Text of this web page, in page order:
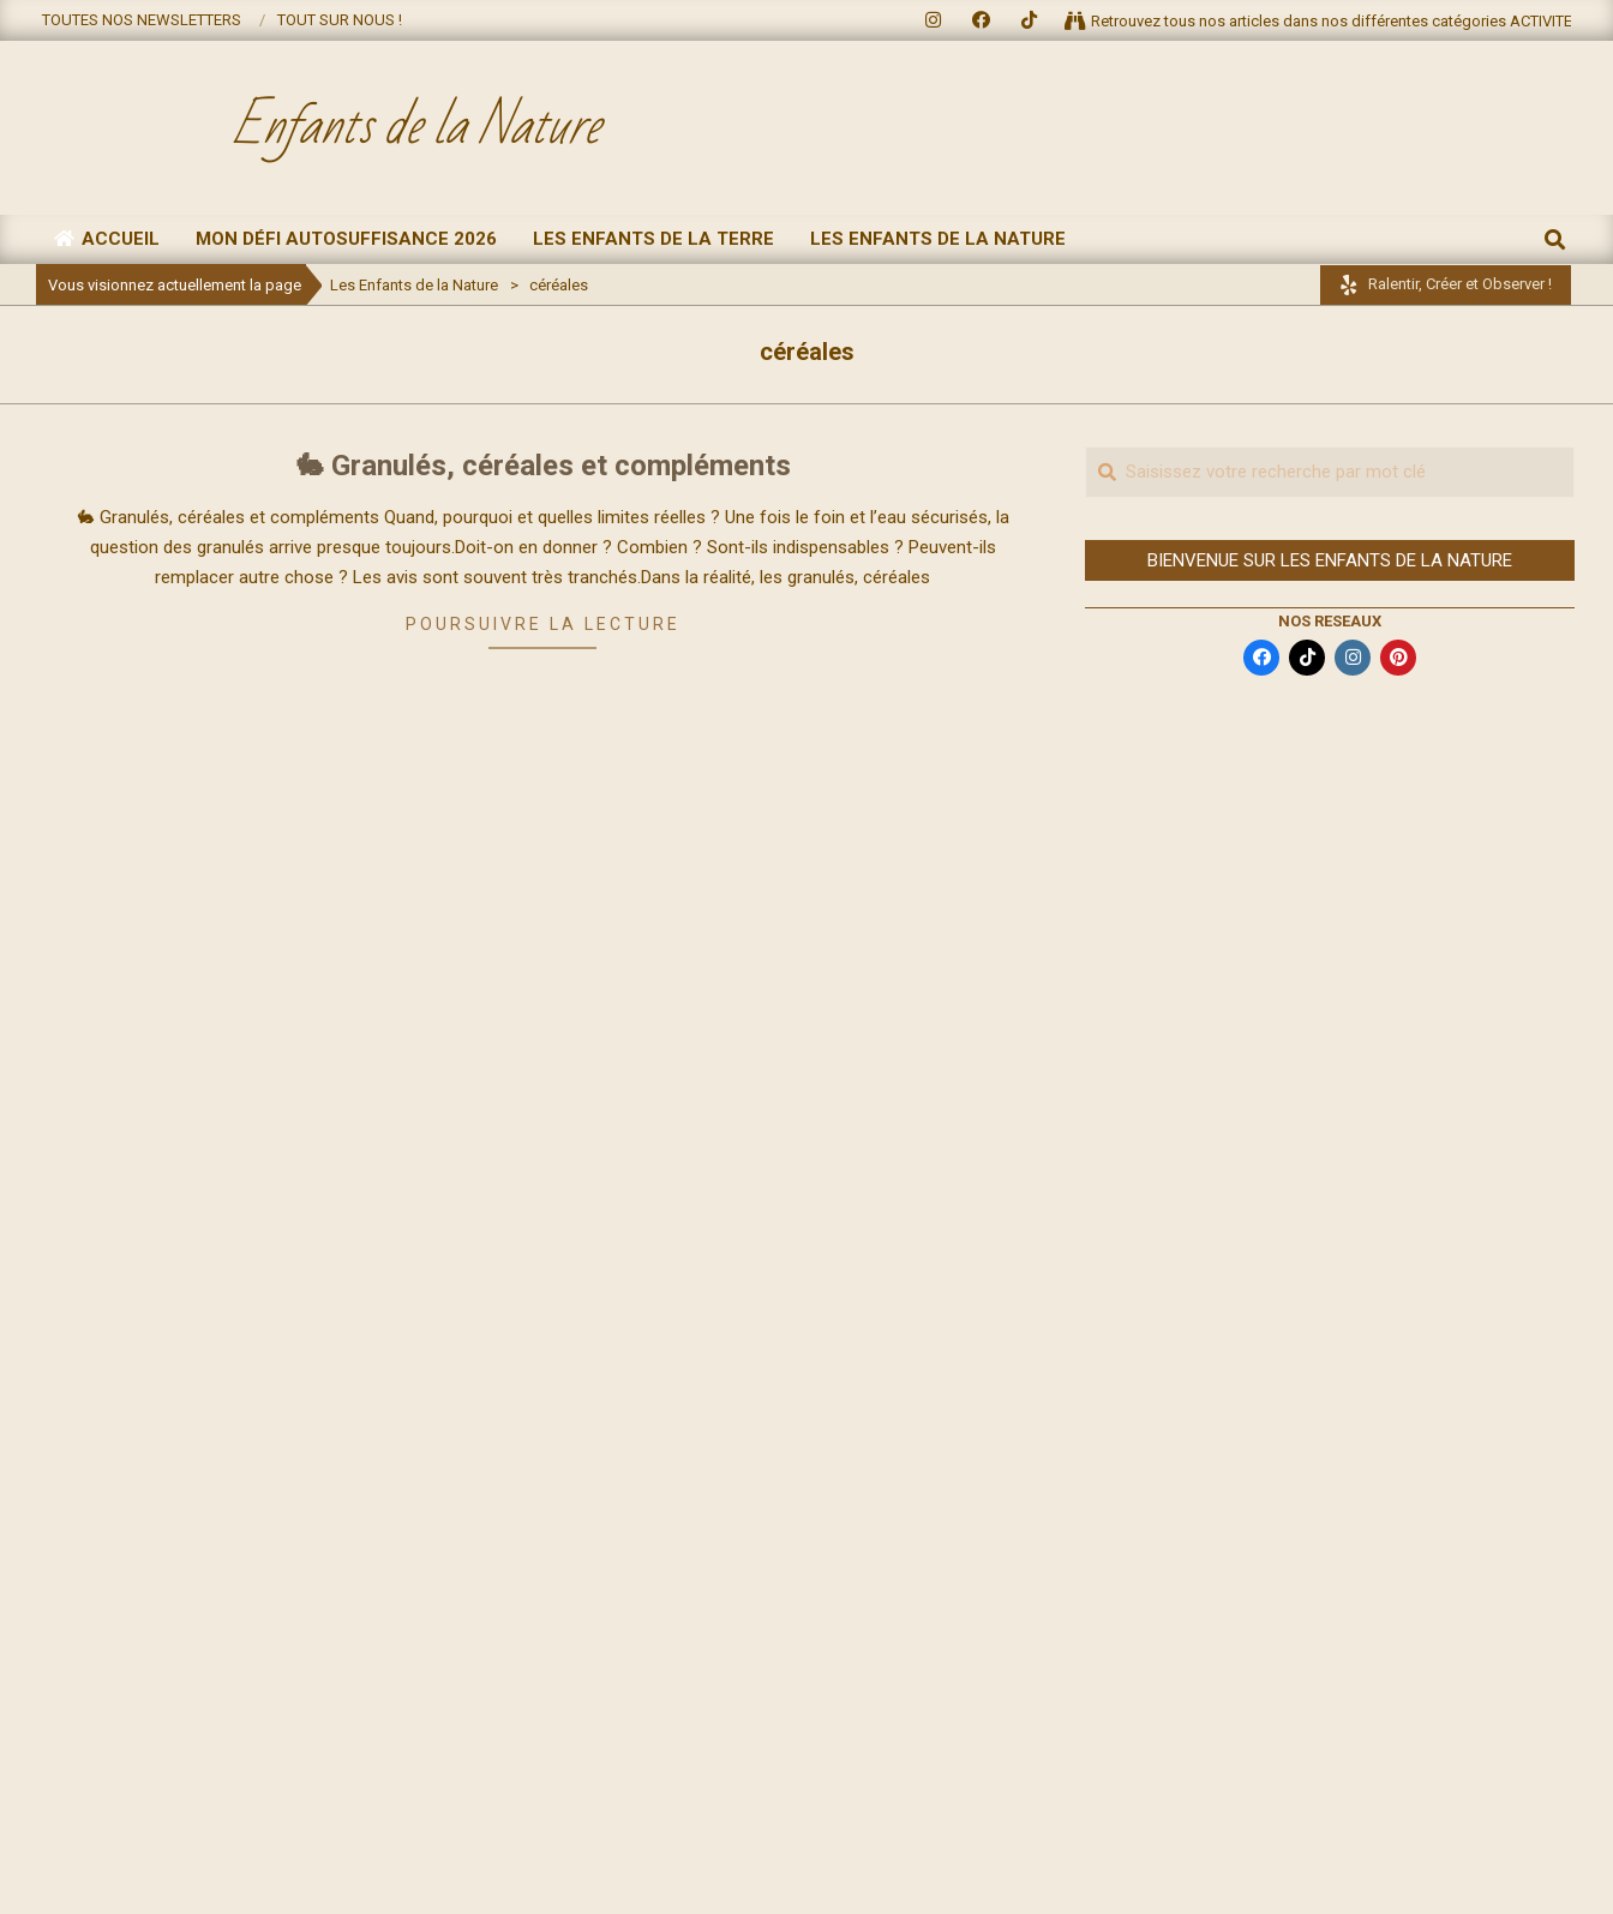
to
TOUTES NOS NEWSLETTERS TOUT SUR NOUS ! Retrouvez tous nos articles dans nos différentes catégories ACTIVITES
Enfants de la Nature
Primary
Navigation
Menu
ACCUEIL MON DÉFI AUTOSUFFISANCE 2026 LES ENFANTS DE LA TERRE LES ENFANTS DE LA NATURE
Vous visionnez actuellement la page Les Enfants de la Nature > céréales Ralentir, Créer et Observer !
céréales
🐇 Granulés, céréales et compléments
02-
🐇 Granulés, céréales et compléments Quand, pourquoi et quelles limites réelles ? Une fois le foin et l’eau sécurisés, la
question des granulés arrive presque toujours.Doit-on en donner ? Combien ? Sont-ils indispensables ? Peuvent-ils
remplacer autre chose ? Les avis sont souvent très tranchés.Dans la réalité, les granulés, céréales
POURSUIVRE LA LECTURE
Recherche
BIENVENUE SUR LES ENFANTS DE LA NATURE
NOS RESEAUX